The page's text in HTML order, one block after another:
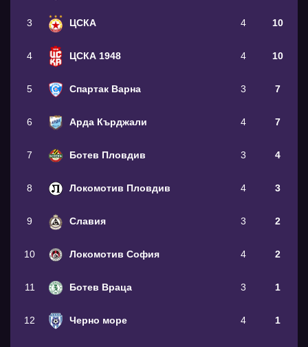
3 ЦСКА 4 10
4 ЦСКА 1948 4 10
5 Спартак Варна 3 7
6 Арда Кърджали 4 7
7 Ботев Пловдив 3 4
8 Локомотив Пловдив 4 3
9 Славия 3 2
10 Локомотив София 4 2
11 Ботев Враца 3 1
12 Черно море 4 1